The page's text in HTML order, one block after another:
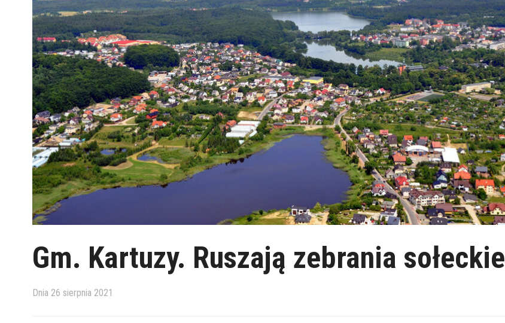
Gm. Kartuzy. Ruszają zebrania sołeckie
Dnia 26 sierpnia 2021